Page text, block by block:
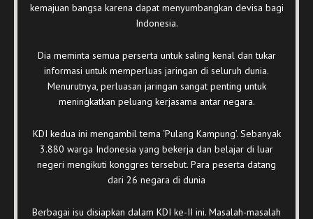
kemajuan bangsa karena dapat menyumbangkan devisa bagi
Indonesia.
Dia meminta semua perserta untuk saling kenal dan tukar
informasi untuk memperluas jaringan di seluruh dunia.
Menurutnya, perluasan jaringan sangat penting untuk
meningkatkan peluang kerjasama antar negara.
KDI kedua ini mengambil tema ‘Pulang Kampung’. Sebanyak
3.880 warga Indonesia yang bekerja dan belajar di luar
negeri mengikuti konggres tersebut. Para peserta datang
dari 26 negara di dunia
Berbagai isu disiapkan dalam KDI ke-II ini. Masalah-masalah